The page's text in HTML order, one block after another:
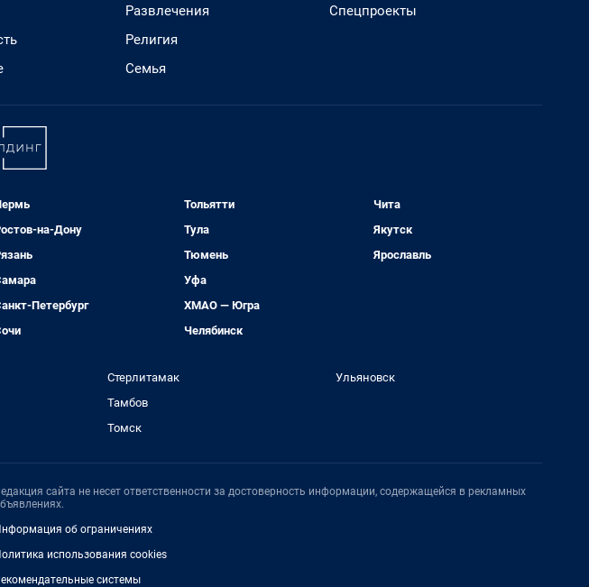
Развлечения
Религия
Семья
Спецпроекты
на-Дону
Петербург
Тольятти
Тула
Тюмень
Уфа
ХМАО — Югра
Челябинск
Чита
Якутск
Ярославль
Стерлитамак
Тамбов
Томск
Ульяновск
сайта не несет ответственности за достоверность информации, содержащейся в рекламных
об ограничениях
использования cookies
системы